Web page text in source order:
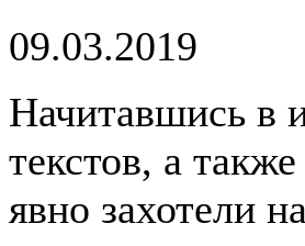
09.03.2019
Начитавшись в
текстов, а
явно захотели